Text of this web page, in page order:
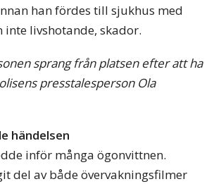
han fördes till sjukhus med
livshotande, skador.
sprang från platsen efter att ha
presstalesperson Ola
händelsen
inför många ögonvittnen.
del av både övervakningsfilmer